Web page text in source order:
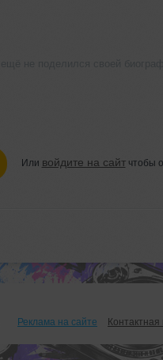
Или войдите на сайтчтобы
Реклама на сайте